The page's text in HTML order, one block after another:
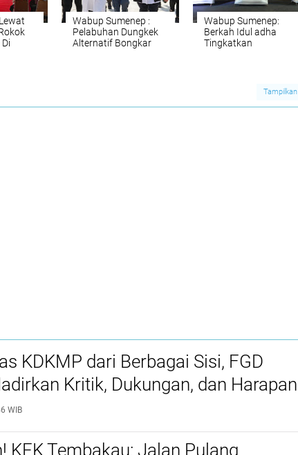
Wabup Sumenep :
Pelabuhan Dungkek
Alternatif Bongkar
Wabup Sumenep:
Berkah Idul adha
Tingkatkan
Tampilkan
KDKMP dari Berbagai Sisi, FGD
Kritik, Dukungan, dan Harapan
WIB
KEK Tembakau: Jalan Pulang